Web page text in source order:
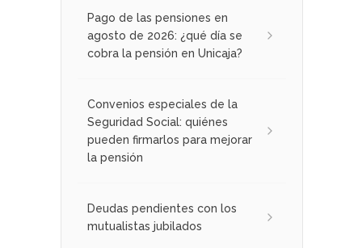
Pago de las pensiones en
agosto de 2026: ¿qué día se
cobra la pensión en Unicaja?
Convenios especiales de la
Seguridad Social: quiénes
pueden firmarlos para mejorar
la pensión
Deudas pendientes con los
mutualistas jubilados